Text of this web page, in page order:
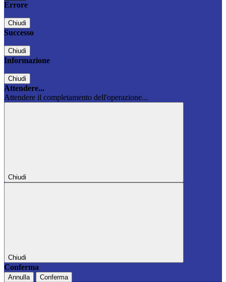
Errore
Chiudi
Successo
Chiudi
Informazione
Chiudi
Attendere...
Attendere il completamento dell'operazione...
Chiudi
Chiudi
Conferma
Annulla Conferma